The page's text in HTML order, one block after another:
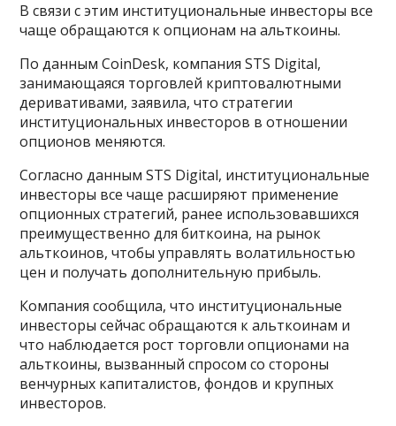
В связи с этим институциональные инвесторы все
чаще обращаются к опционам на альткоины.
По данным CoinDesk, компания STS Digital,
занимающаяся торговлей криптовалютными
деривативами, заявила, что стратегии
институциональных инвесторов в отношении
опционов меняются.
Согласно данным STS Digital, институциональные
инвесторы все чаще расширяют применение
опционных стратегий, ранее использовавшихся
преимущественно для биткоина, на рынок
альткоинов, чтобы управлять волатильностью
цен и получать дополнительную прибыль.
Компания сообщила, что институциональные
инвесторы сейчас обращаются к альткоинам и
что наблюдается рост торговли опционами на
альткоины, вызванный спросом со стороны
венчурных капиталистов, фондов и крупных
инвесторов.